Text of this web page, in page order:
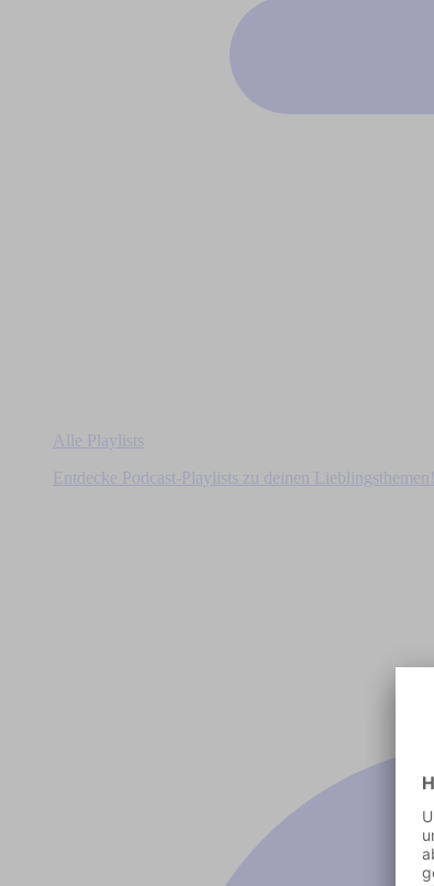
Alle Playlists
Entdecke Podcast-Playlists zu deinen Lieblingsthemen!